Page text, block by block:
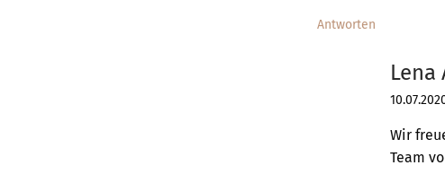
Antworten
Lena
Wir
Team